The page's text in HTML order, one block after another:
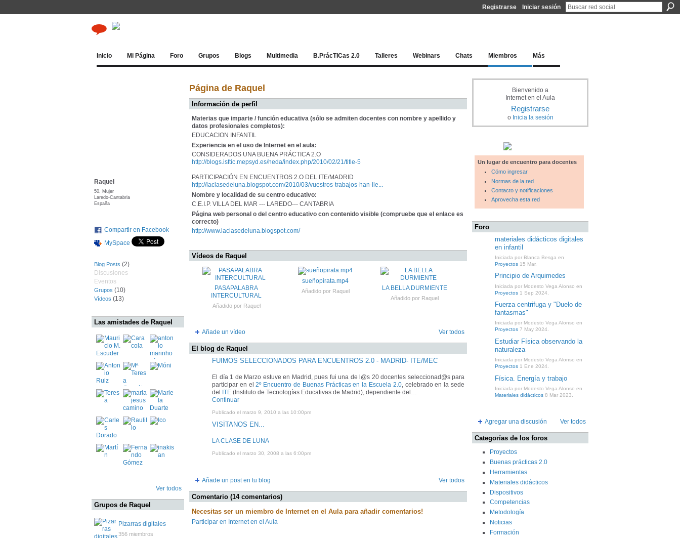
Registrarse Iniciar sesión
Inicio Mi Página Foro Grupos Blogs Multimedia B.PrácTICas 2.0 Talleres Webinars Chats Miembros Más
Raquel
50, Mujer
Laredo-Cantabria
España
Compartir en Facebook
MySpace
Blog Posts (2)
Discusiones
Eventos
Grupos (10)
Vídeos (13)
Las amistades de Raquel
Ver todos
Grupos de Raquel
Pizarras digitales
356 miembros
Página de Raquel
Información de perfil
Materias que imparte / función educativa (sólo se admiten docentes con nombre y apellido y
datos profesionales completos):
EDUCACION INFANTIL
Experiencia en el uso de Internet en el aula:
CONSIDERADOS UNA BUENA PRÁCTICA 2.O
http://blogs.isftic.mepsyd.es/heda/index.php/2010/02/21/title-5
PARTICIPACIÓN EN ENCUENTROS 2.O DEL ITE/MADRID
http://laclasedeluna.blogspot.com/2010/03/vuestros-trabajos-han-lle...
Nombre y localidad de su centro educativo:
C.E.I.P. VILLA DEL MAR --- LAREDO--- CANTABRIA
Página web personal o del centro educativo con contenido visible (compruebe que el enlace es
correcto)
http://www.laclasedeluna.blogspot.com/
Vídeos de Raquel
PASAPALABRA
INTERCULTURAL
Añadido por Raquel
sueñopirata.mp4
Añadido por Raquel LA BELLA DURMIENTE
Añadido por Raquel
Añade un vídeo Ver todos
El blog de Raquel
FUIMOS SELECCIONADOS PARA ENCUENTROS 2.0 - MADRID- ITE/MEC
El día 1 de Marzo estuve en Madrid, pues fui una de l@s 20 docentes seleccionad@s para
participar en el2º Encuentro de Buenas Prácticas en la Escuela 2.0, celebrado en la sede
del
ITE (Instituto de Tecnologías Educativas de Madrid), dependiente del…
Continuar
Publicado el marzo 9, 2010 a las 10:00pm
VISÍTANOS EN...
LA CLASE DE LUNA
Publicado el marzo 30, 2008 a las 6:00pm
Añade un post en tu blog Ver todos
Comentario (14 comentarios)
Necesitas ser un miembro de Internet en el Aula para añadir comentarios!
Participar en Internet en el Aula
Bienvenido a
Internet en el Aula
Registrarse
o Inicia la sesión
Un lugar de encuentro para docentes
Cómo ingresar
Normas de la red
Contacto y notificaciones
Aprovecha esta red
Foro
materiales didácticos digitales
en infantil
Iniciada por Blanca Besga en
Proyectos 15 Mar.
Principio de Arquimedes
Iniciada por Modesto Vega Alonso en
Proyectos 1 Sep 2024.
Fuerza centrifuga y "Duelo de
fantasmas"
Iniciada por Modesto Vega Alonso en
Proyectos 7 May 2024.
Estudiar Física observando la
naturaleza
Iniciada por Modesto Vega Alonso en
Proyectos 1 Ene 2024.
Física. Energía y trabajo
Iniciada por Modesto Vega Alonso en
Materiales didácticos 8 Mar 2023.
Agregar una discusión Ver todos
Categorías de los foros
Proyectos
Buenas prácticas 2.0
Herramientas
Materiales didácticos
Dispositivos
Competencias
Metodología
Noticias
Formación